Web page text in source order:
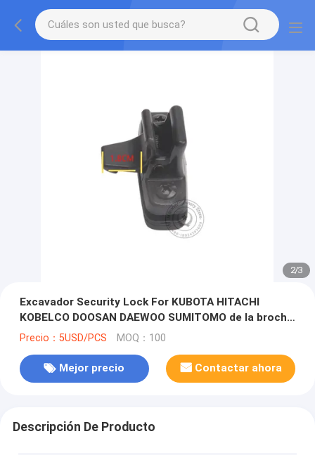
2/3
Excavador Security Lock For KUBOTA HITACHI
KOBELCO DOOSAN DAEWOO SUMITOMO de la broche
del vidrio de la ventana
Precio：5USD/PCS MOQ：100
Mejor precio Contactar ahora
Descripción De Producto